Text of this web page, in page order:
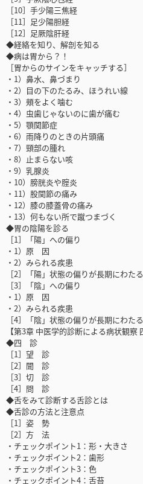
［10］手少陽三焦経
［11］足少陽胆経
［12］足厥陰肝経
◆経絡を知り、解剖を知る
◆病は胃から？！
［胃からのサインをキャッチする］
・1）鼻水、鼻づまり
・2）目の下のたるみ、ほうれい線
・3）頰をよく噛む
・4）虫歯じゃないのに歯が痛む
・5）顎関節症
・6）雨降りのときの片頭痛
・7）頸部の腫れ
・8）止まらない咳
・9）乳腺炎
・10）膀胱炎や腟炎
・11）股関節の痛み
・12）膝の膝蓋骨の痛み
・13）何もない所で蹴つまづく
◆胃の陰陽を診る
［1］「陽」への偏り
・1）原 因
・2）みられる疾患
［2］「陽」状態の偏りが長期にわた
［3］「陰」への偏り
・1）原 因
・2）みられる疾患
［4］「陰」状態の偏りが長期にわた
【第3章 中医学的診断による病状観察
◆四 診
［1］望 診
［2］聞 診
［3］切 診
［4］問 診
◆舌をみて診断する舌診とは
◆舌診の方法と注意点
［1］姿 勢
［2］方 法
・チェックポイント1：形・大きさ
・チェックポイント2：歯形
・チェックポイント3：色
・チェックポイント4：舌苔